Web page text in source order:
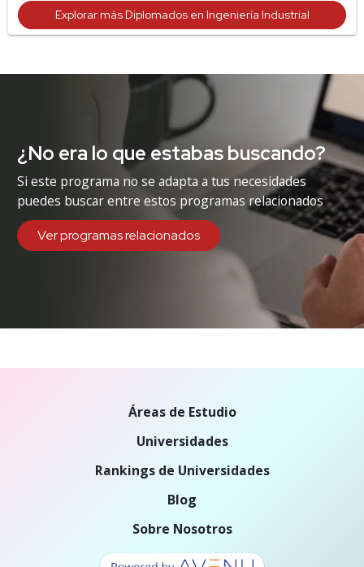
Explorar más Diplomados en Ingeniería Industrial
¿No era lo que estabas buscando?
Si este programa no se adapta a tus necesidades
puedes buscar entre estos programas relacionados
Ver programas relacionados
Áreas de Estudio
Universidades
Rankings de Universidades
Blog
Sobre Nosotros